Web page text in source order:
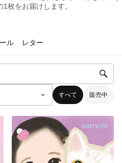
枚をお届けします。
ル レター
すべて 販売中